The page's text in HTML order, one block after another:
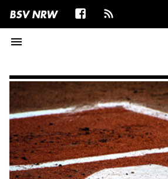
BSV NRW
menu